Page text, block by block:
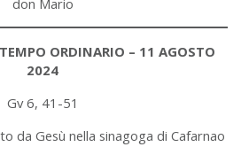
ORDINARIO – 11 AGOSTO
2024
Gv 6, 41-51
da Gesù nella sinagoga di Cafarnao